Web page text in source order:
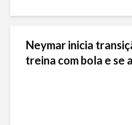
Neymar inicia
treina com bola e se